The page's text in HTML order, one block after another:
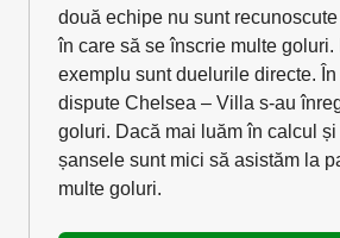
două echipe nu sunt
în care să se înscrie multe goluri.
exemplu sunt duelurile directe.
dispute Chelsea – Villa s-au
goluri. Dacă mai luăm în calcul
șansele sunt mici să asistăm la
multe goluri.